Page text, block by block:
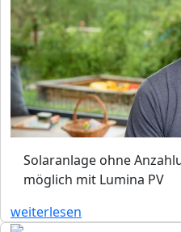
Solaranlage ohne
möglich mit Lumina PV
weiterlesen